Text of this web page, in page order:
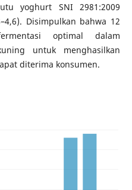
yoghurt SNI 2981:2009
Disimpulkan bahwa 12
optimal dalam
untuk menghasilkan
diterima konsumen.